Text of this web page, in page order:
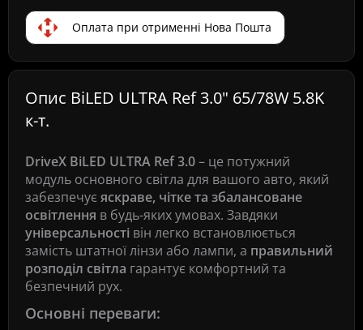
Оплата при отрименні Нова Пошта
Опис BiLED ULTRA Ref 3.0" 65/78W 5.8K
к-т.
DriveX BiLED ULTRA Ref 3.0– це потужний
модуль основного світла для вашого авто, який
забезпечує яскраве, чітке та збалансоване
освітлення в будь-яких умовах. Завдяки
універсальності він легко встановлюється
замість штатної лінзи або лампи, а правильний
розподіл світла гарантує комфортний та
безпечний рух.
Основні переваги: